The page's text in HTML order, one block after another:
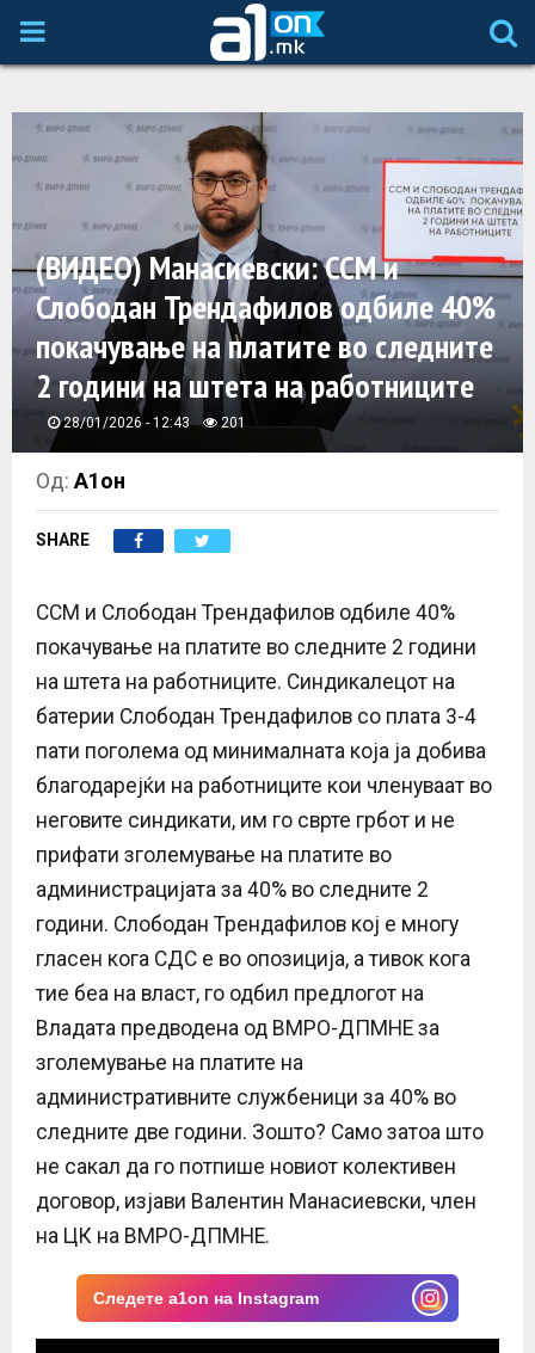
P
I
M
A
R
M
E
N
U
(ВИДЕО) Манасиевски: ССМ и
Слободан Трендафилов одбиле 40%
покачување на платите во следните
2 години на штета на работниците
28/01/2026 - 12:43 201
Од:А1он
SHARE
ССМ и Слободан Трендафилов одбиле 40%
покачување на платите во следните 2 години
на штета на работниците. Синдикалецот на
батерии Слободан Трендафилов со плата 3-4
пати поголема од минималната која ја добива
благодарејќи на работниците кои членуваат во
неговите синдикати, им го сврте грбот и не
прифати зголемување на платите во
администрацијата за 40% во следните 2
години. Слободан Трендафилов кој е многу
гласен кога СДС е во опозиција, а тивок кога
тие беа на власт, го одбил предлогот на
Владата предводена од ВМРО-ДПМНЕ за
зголемување на платите на
административните службеници за 40% во
следните две години. Зошто? Само затоа што
не сакал да го потпише новиот колективен
договор, изјави Валентин Манасиевски, член
на ЦК на ВМРО-ДПМНЕ.
Следете a1on на Instagram